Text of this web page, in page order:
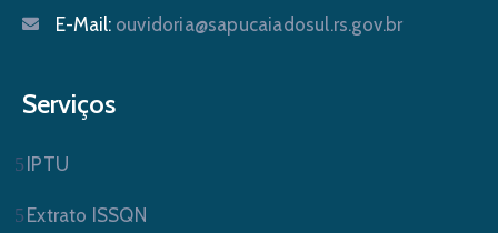
E-Mail: ouvidoria@sapucaiadosul.rs.gov.br
Serviços
IPTU
Extrato ISSQN